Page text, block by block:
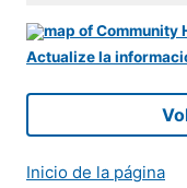
Actualize la
Inicio de la página